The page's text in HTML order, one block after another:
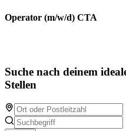
Operator (m/w/d) CTA
Suche nach deinem
Stellen